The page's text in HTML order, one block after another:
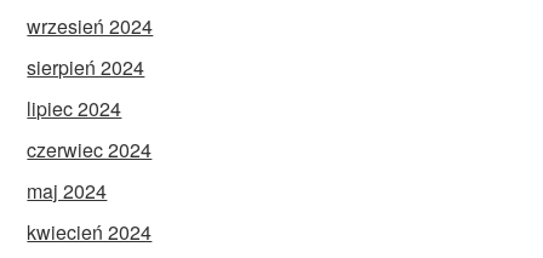
wrzesień 2024
sierpień 2024
lipiec 2024
czerwiec 2024
maj 2024
kwiecień 2024